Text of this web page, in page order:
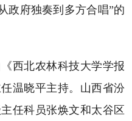
政府独奏到多方合唱”的
西北农林科技大学学报
温晓平主持。山西省汾
任科员张焕文和太谷区